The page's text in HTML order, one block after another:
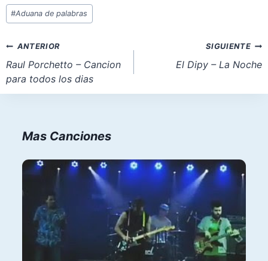
Etiquetas
de
entrada:
#Aduana de palabras
Navegación
de
entradas
ANTERIOR
Raul Porchetto – Cancion
para todos los dias
SIGUIENTE
El Dipy – La Noche
Mas Canciones